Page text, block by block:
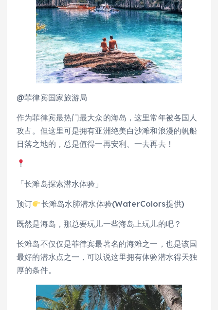
@菲律宾国家旅游局
作为菲律宾最热门最大众的海岛，这里常年被各国人
攻占。但这里可是拥有亚洲绝美白沙滩和浪漫的帆船
日落之地的，总是值得一再安利、一去再去！
「长滩岛探索潜水体验」
预订 长滩岛水肺潜水体验(WaterColors提供)
既然是海岛，那总要玩儿一些海岛上玩儿的吧？
长滩岛不仅仅是菲律宾最著名的海滩之一，也是该国
最好的潜水点之一，可以说这里拥有体验潜水得天独
厚的条件。